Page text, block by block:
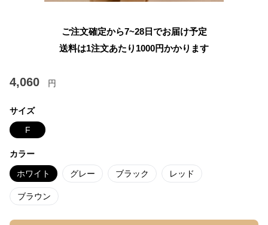
ご注文確定から7~28日でお届け予定
送料は1注文あたり 1000円かかります
4,060 円
サイズ
F
カラー
ホワイト グレー ブラック レッド
ブラウン